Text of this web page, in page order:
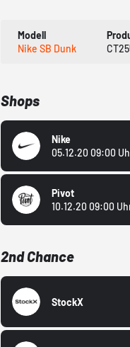
Modell
Nike SB Dunk
Shops
Nike
05.12.20 09:00
Pivot
10.12.20 09:00
2nd Chance
StockX